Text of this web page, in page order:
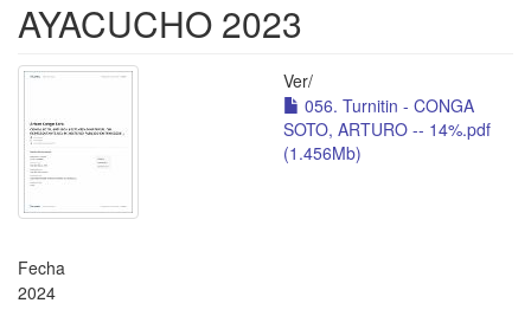
AYACUCHO 2023
Ver/
056. Turnitin - CONGA
SOTO, ARTURO -- 14%.pdf
(1.456Mb)
Fecha
2024